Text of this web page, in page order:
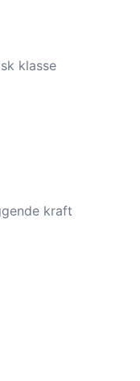
klasse
kraft